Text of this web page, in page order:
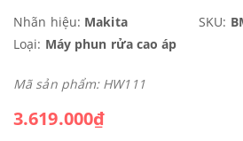
Nhãn hiệu: Makita SKU:
Loại: Máy phun rửa cao áp
Mã sản phẩm: HW111
3.619.000₫